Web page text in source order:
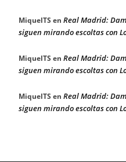
MiquelTS en Real Madrid:
siguen mirando escoltas con
MiquelTS en Real Madrid:
siguen mirando escoltas con
MiquelTS en Real Madrid:
siguen mirando escoltas con